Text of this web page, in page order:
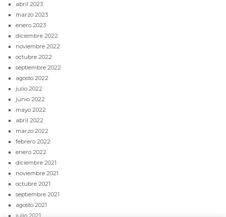
abril 2023
marzo 2023
enero 2023
diciembre 2022
noviembre 2022
octubre 2022
septiembre 2022
agosto 2022
julio 2022
junio 2022
mayo 2022
abril 2022
marzo 2022
febrero 2022
enero 2022
diciembre 2021
noviembre 2021
octubre 2021
septiembre 2021
agosto 2021